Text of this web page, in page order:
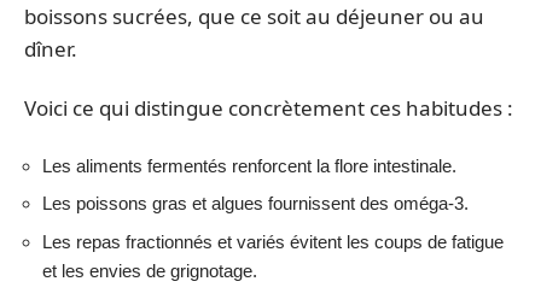
boissons sucrées, que ce soit au déjeuner ou au
dîner.
Voici ce qui distingue concrètement ces habitudes :
Les aliments fermentés renforcent la flore intestinale.
Les poissons gras et algues fournissent des oméga-3.
Les repas fractionnés et variés évitent les coups de fatigue
et les envies de grignotage.